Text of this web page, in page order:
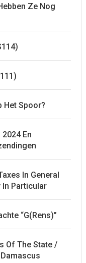
Ze Nog
Het Spoor?
2024 En
In General
In Particular
“G(rens)”
Of The State /